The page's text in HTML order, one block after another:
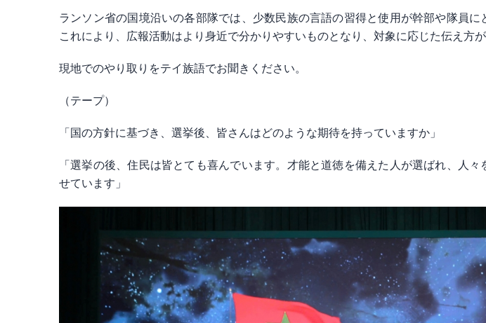
ランソン省の国境沿いの各部隊では、少数民族の言語の習得と使用が幹部や隊員に
これにより、広報活動はより身近で分かりやすいものとなり、対象に応じた伝え方が
現地でのやり取りをテイ族語でお聞きください。
（テープ）
「国の方針に基づき、選挙後、皆さんはどのような期待を持っていますか」
「選挙の後、住民は皆とても喜んでいます。才能と道徳を備えた人が選ばれ、人
せています」